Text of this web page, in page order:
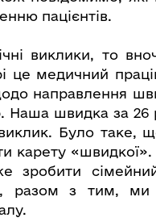
пацієнтів.
виклики, то
це медичний
направлення
Наша швидка за 26
Було таке,
карету
зробити
разом з тим, ми